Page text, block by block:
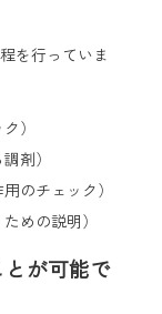
を行っていま
）
剤）
のチェック）
めの説明）
が可能で